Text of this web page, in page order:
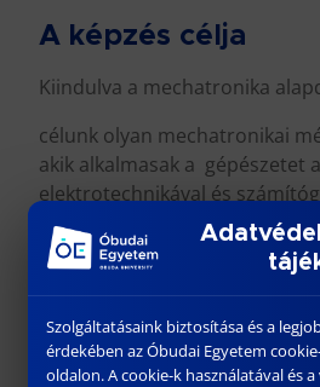
A képzés célja
Kiindulva a mechatronika
célunk olyan mechatronikai
akik alkalmasak a gépészetet
elektrotechnikával és
szinergikusan integrálni.
Képesek lesznek
folyamatok, továbbá
tervezési feladatainak
és fenntartására,
Szolgáltatásaink biztosítása és a
érdekében az Óbudai Egyetem
oldalon. A cookie-k használatával és